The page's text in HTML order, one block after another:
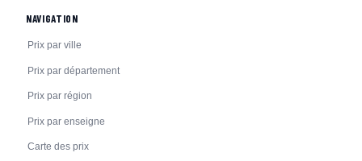
NAVIGATION
Prix par ville
Prix par département
Prix par région
Prix par enseigne
Carte des prix